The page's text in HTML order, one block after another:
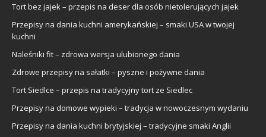
Tort bez jajek – przepis na deser dla osób nietolerujących jajek
Przepisy na dania kuchni amerykańskiej – smaki USA w twojej
kuchni
Naleśniki fit – zdrowa wersja ulubionego dania
Zdrowe przepisy na sałatki – pyszne i pożywne dania
Tort Siedlce – przepis na tradycyjny tort ze Siedlec
Przepisy na domowe wypieki – tradycja w nowoczesnym wydaniu
Przepisy na dania kuchni brytyjskiej – tradycyjne smaki Anglii